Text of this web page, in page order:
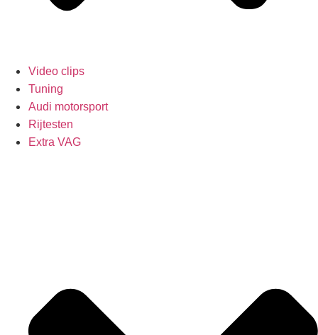
Video clips
Tuning
Audi motorsport
Rijtesten
Extra VAG